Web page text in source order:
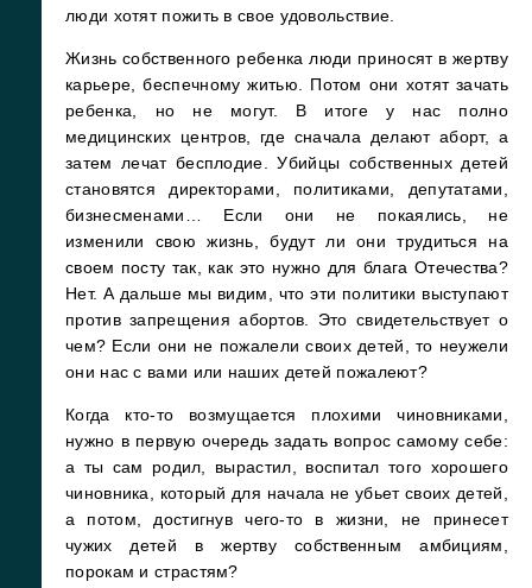
люди хотят пожить в свое удовольствие.
Жизнь собственного ребенка люди приносят в жертву
карьере, беспечному житью. Потом они хотят зачать
ребенка, но не могут. В итоге у нас полно
медицинских центров, где сначала делают аборт, а
затем лечат бесплодие. Убийцы собственных детей
становятся директорами, политиками, депутатами,
бизнесменами… Если они не покаялись, не
изменили свою жизнь, будут ли они трудиться на
своем посту так, как это нужно для блага Отечества?
Нет. А дальше мы видим, что эти политики выступают
против запрещения абортов. Это свидетельствует о
чем? Если они не пожалели своих детей, то неужели
они нас с вами или наших детей пожалеют?
Когда кто-то возмущается плохими чиновниками,
нужно в первую очередь задать вопрос самому себе:
а ты сам родил, вырастил, воспитал того хорошего
чиновника, который для начала не убьет своих детей,
а потом, достигнув чего-то в жизни, не принесет
чужих детей в жертву собственным амбициям,
порокам и страстям?